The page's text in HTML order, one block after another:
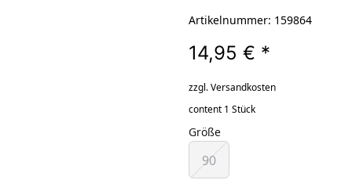
Artikelnummer: 159864
14,95 € *
zzgl. Versandkosten
content 1 Stück
Größe
90